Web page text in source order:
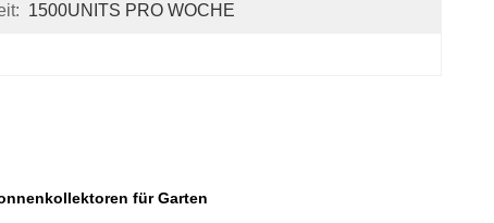
1500UNITS PRO WOCHE
für Garten